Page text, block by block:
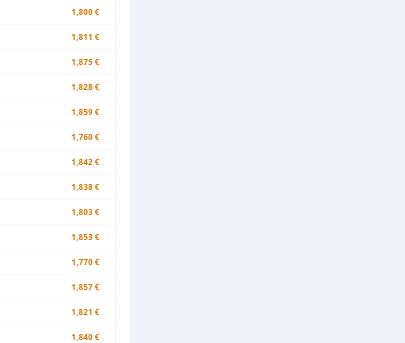
1,800 €
1,811 €
1,875 €
1,828 €
1,859 €
1,760 €
1,842 €
1,838 €
1,803 €
1,853 €
1,770 €
1,857 €
1,821 €
1,840 €